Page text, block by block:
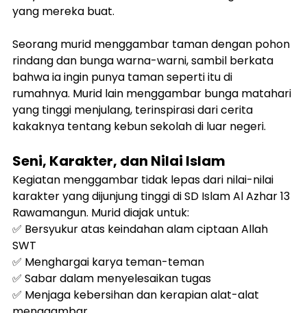
yang mereka buat.
Seorang murid menggambar taman dengan pohon
rindang dan bunga warna-warni, sambil berkata
bahwa ia ingin punya taman seperti itu di
rumahnya. Murid lain menggambar bunga matahari
yang tinggi menjulang, terinspirasi dari cerita
kakaknya tentang kebun sekolah di luar negeri.
Seni, Karakter, dan Nilai Islam
Kegiatan menggambar tidak lepas dari nilai-nilai
karakter yang dijunjung tinggi di SD Islam Al Azhar 13
Rawamangun. Murid diajak untuk:
✅ Bersyukur atas keindahan alam ciptaan Allah
SWT
✅ Menghargai karya teman-teman
✅ Sabar dalam menyelesaikan tugas
✅ Menjaga kebersihan dan kerapian alat-alat